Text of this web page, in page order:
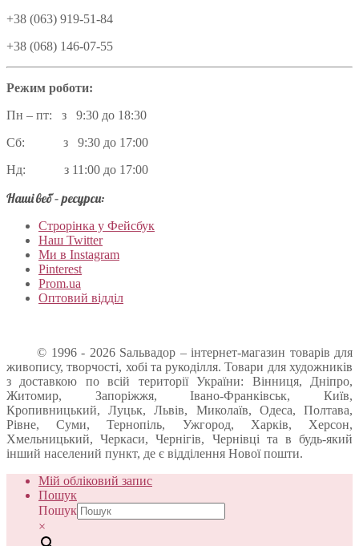
+38 (063) 919-51-84
+38 (068) 146-07-55
Режим роботи:
Пн – пт: з 9:30 до 18:30
Сб: з 9:30 до 17:00
Нд: з 11:00 до 17:00
Наші веб – ресурси:
Строрінка у Фейсбук
Наш Twitter
Ми в Instagram
Pinterest
Prom.ua
Оптовий відділ
© 1996 - 2026 Sальвадор – інтернет-магазин товарів для
живопису, творчості, хобі та рукоділля. Товари для художників
з доставкою по всій території України: Вінниця, Дніпро,
Житомир, Запоріжжя, Івано-Франківськ, Київ,
Кропивницький, Луцьк, Львів, Миколаїв, Одеса, Полтава,
Рівне, Суми, Тернопіль, Ужгород, Харків, Херсон,
Хмельницький, Черкаси, Чернігів, Чернівці та в будь-який
інший населений пункт, де є відділення Нової пошти.
Мій обліковий запис
Пошук
Пошук
×